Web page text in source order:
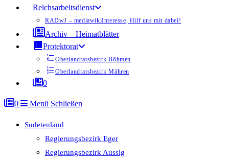
Reichsarbeitsdienst
RADwJ – mediawikiInteresse, Hilf uns mit dabei!
Archiv – Heimatblätter
Protektorat
Oberlandratsbezirk Böhmen
Oberlandratsbezirk Mähren
0
0 Menü Schließen
Sudetenland
Regierungsbezirk Eger
Regierungsbezirk Aussig